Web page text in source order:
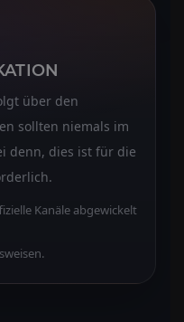
über den
sollten niemals im
denn, dies ist für die
Kanäle abgewickelt